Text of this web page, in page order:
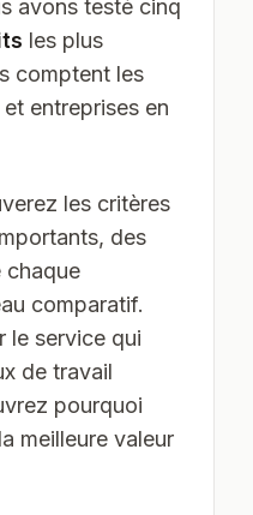
avons testé cinq
les plus
comptent les
entreprises en
les critères
des
chaque
comparatif.
le service qui
de travail
pourquoi
meilleure valeur